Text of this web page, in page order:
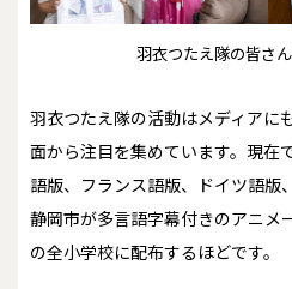
羽衣つたえ隊の皆さ
羽衣つたえ隊の活動はメディアに
面から注目を集めています。現在
語版、フランス語版、ドイツ語版
静岡市が多言語字幕付きのアニメ
の全小学校に配布するほどです。